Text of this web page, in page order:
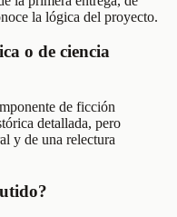
la lógica del proyecto.
o de ciencia
de ficción
detallada, pero
y de una relectura